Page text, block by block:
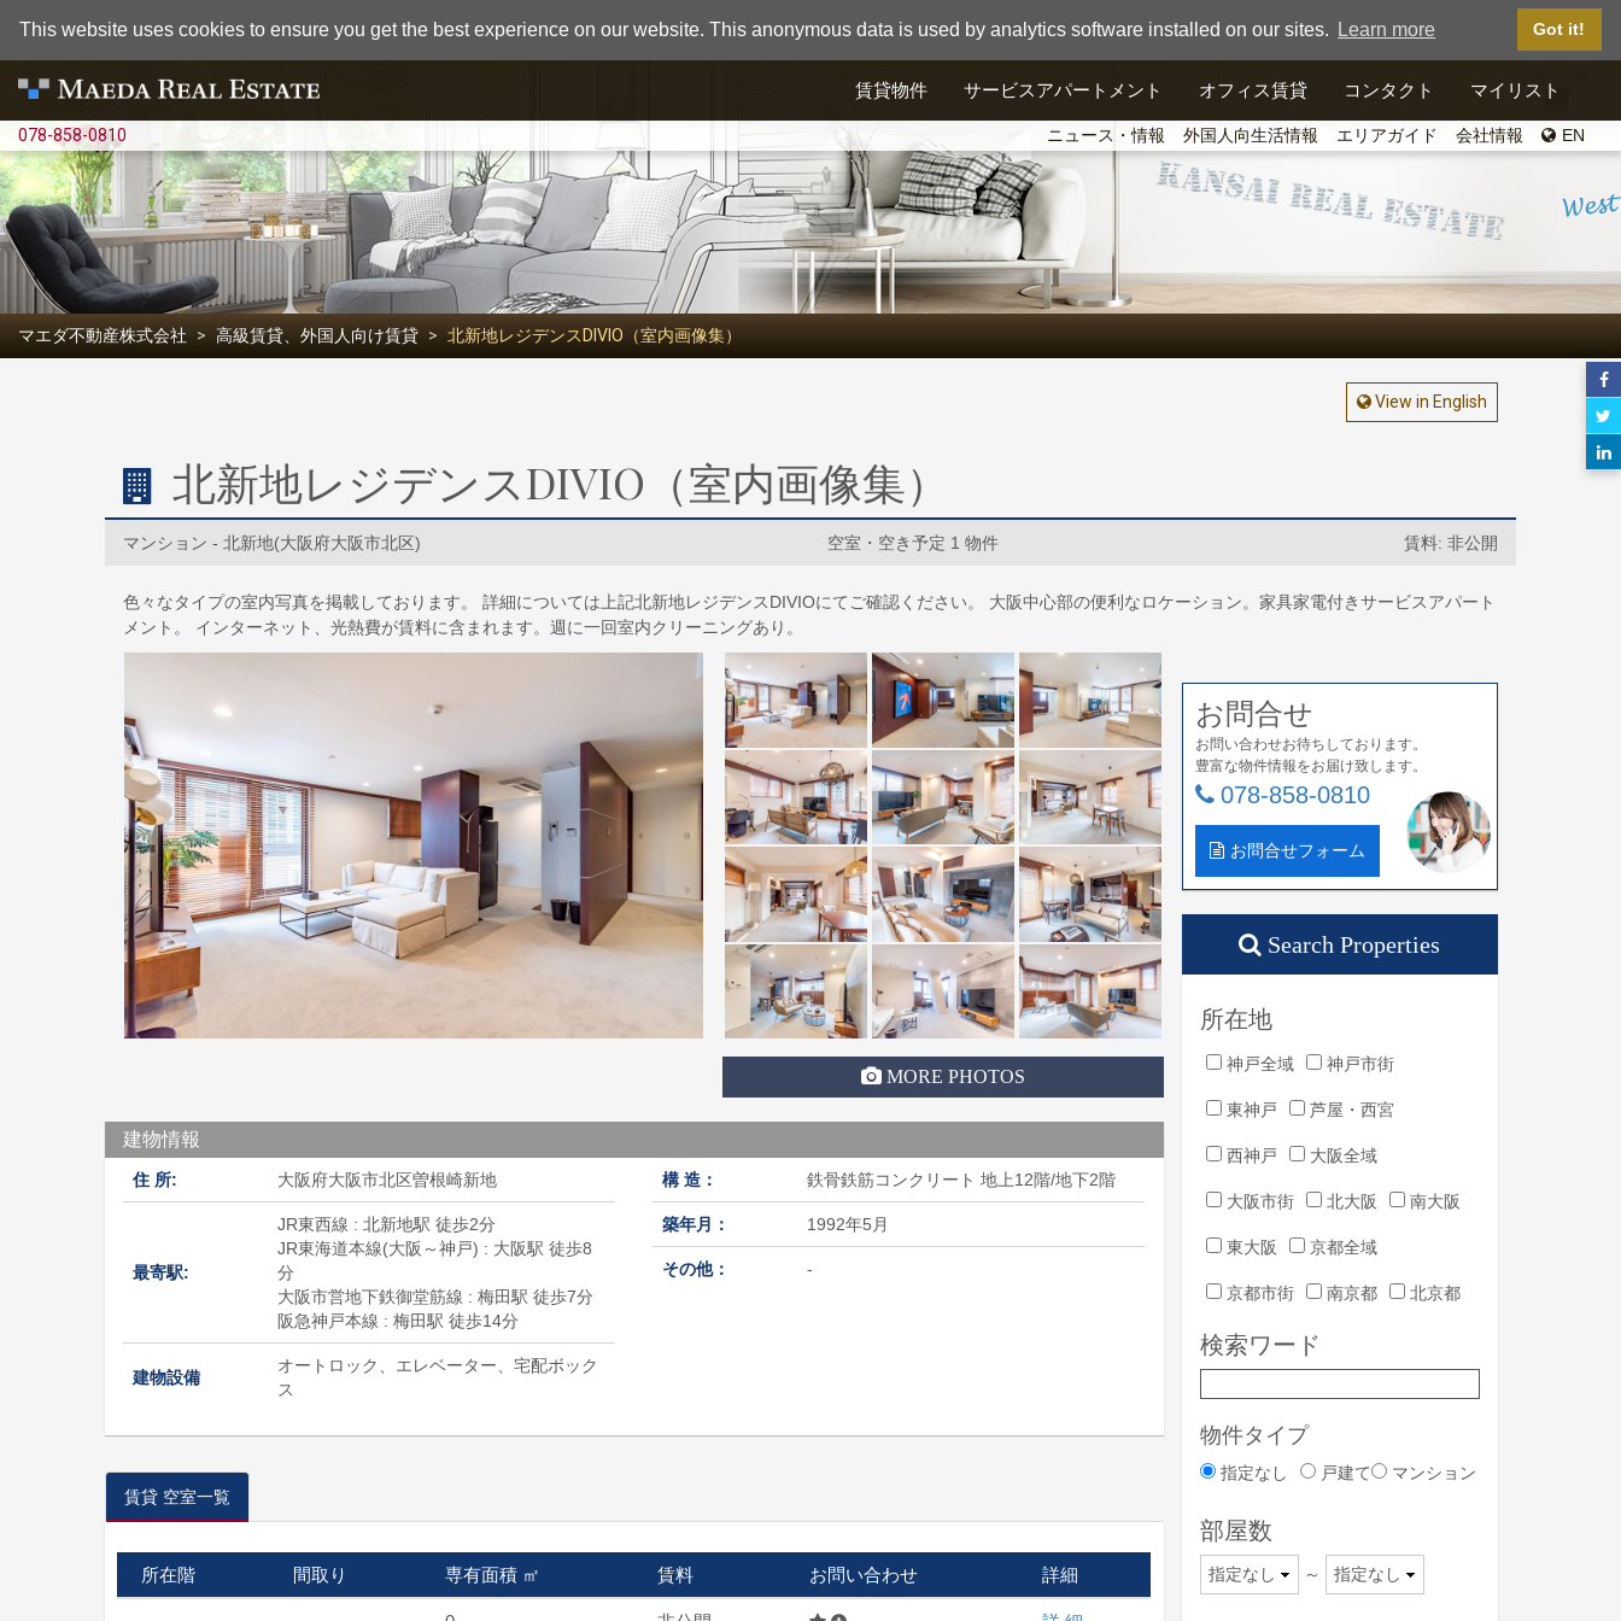
This website uses cookies to ensure you get the best experience on our website. This anonymous data is used by analytics software installed on our sites. Learn more Got it!
賃貸物件 サービスアパートメント オフィス賃貸 コンタクト マイリスト
078-858-0810 ニュース・情報 外国人向生活情報 エリアガイド 会社情報 EN
マエダ不動産株式会社 高級賃貸、外国人向け賃貸 北新地レジデンスDIVIO（室内画像集）
View in English
北新地レジデンスDIVIO（室内画像集）
マンション - 北新地(大阪府大阪市北区) 空室・空き予定 1 物件 賃料: 非公開
色々なタイプの室内写真を掲載しております。 詳細については上記北新地レジデンスDIVIOにてご確認ください。 大阪中心部の便利なロケーション。家具家電付きサービスアパート
メント。 インターネット、光熱費が賃料に含まれます。週に一回室内クリーニングあり。
MORE PHOTOS
建物情報
住 所: 大阪府大阪市北区曽根崎新地
最寄駅:
JR東西線 : 北新地駅 徒歩2分
JR東海道本線(大阪～神戸) : 大阪駅 徒歩8
分
大阪市営地下鉄御堂筋線 : 梅田駅 徒歩7分
阪急神戸本線 : 梅田駅 徒歩14分
建物設備
オートロック、エレベーター、宅配ボック
ス
構 造： 鉄骨鉄筋コンクリート 地上12階/地下2階
築年月： 1992年5月
その他： -
賃貸 空室一覧
所在階 間取り 専有面積 ㎡ 賃料 お問い合わせ 詳細
お問合せ
お問い合わせお待ちしております。
豊富な物件情報をお届け致します。
078-858-0810
お問合せフォーム
Search Properties
所在地
神戸全域 神戸市街
東神戸 芦屋・西宮
西神戸 大阪全域
大阪市街 北大阪 南大阪
東大阪 京都全域
京都市街 南京都 北京都
検索ワード
物件タイプ
指定なし 戸建て マンション
部屋数
～